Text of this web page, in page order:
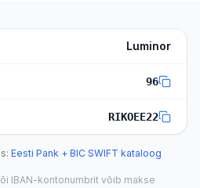
Luminor
96
RIKOEE22
: Eesti Pank + BIC SWIFT kataloog
IBAN-kontonumbrit võib makse